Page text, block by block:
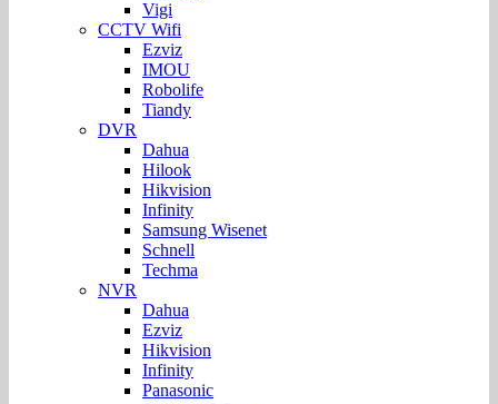
Vigi
CCTV Wifi
Ezviz
IMOU
Robolife
Tiandy
DVR
Dahua
Hilook
Hikvision
Infinity
Samsung Wisenet
Schnell
Techma
NVR
Dahua
Ezviz
Hikvision
Infinity
Panasonic